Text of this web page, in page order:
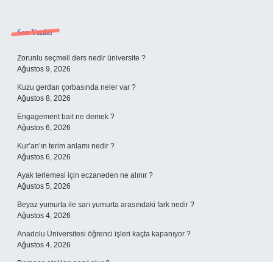
Sidebar
Son Yazılar
Zorunlu seçmeli ders nedir üniversite ?
Ağustos 9, 2026
Kuzu gerdan çorbasında neler var ?
Ağustos 8, 2026
Engagement bait ne demek ?
Ağustos 6, 2026
Kur’an’ın terim anlamı nedir ?
Ağustos 6, 2026
Ayak terlemesi için eczaneden ne alınır ?
Ağustos 5, 2026
Beyaz yumurta ile sarı yumurta arasındaki fark nedir ?
Ağustos 4, 2026
Anadolu Üniversitesi öğrenci işleri kaçta kapanıyor ?
Ağustos 4, 2026